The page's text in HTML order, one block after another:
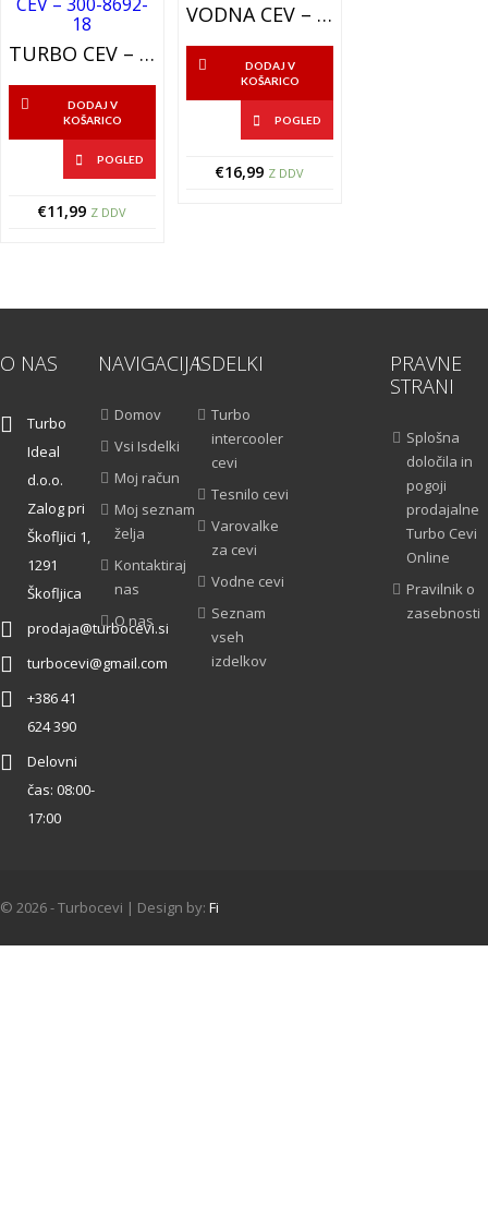
TURBO CEV – INTERCOOLER CEV – 300-8692-18
DODAJ V
KOŠARICO
POGLED
€11,99 Z DDV
VODNA CEV – 400-27850-18
DODAJ V
KOŠARICO
POGLED
€16,99 Z DDV
O NAS
Turbo
Ideal
d.o.o.
Zalog pri
Škofljici 1,
1291
Škofljica
prodaja@turbocevi.si
turbocevi@gmail.com
+386 41
624 390
Delovni
čas: 08:00-
17:00
NAVIGACIJA
Domov
Vsi Isdelki
Moj račun
Moj seznam
želja
Kontaktiraj
nas
O nas
ISDELKI
Turbo
intercooler
cevi
Tesnilo cevi
Varovalke
za cevi
Vodne cevi
Seznam
vseh
izdelkov
PRAVNE
STRANI
Splošna
določila in
pogoji
prodajalne
Turbo Cevi
Online
Pravilnik o
zasebnosti
© 2026 - Turbocevi | Design by: Fi